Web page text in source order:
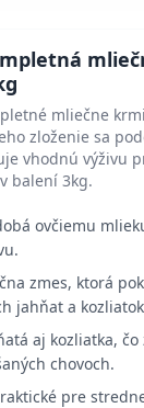
mliečne
zloženie sa
vhodnú výživu
balení 3kg.
ovčiemu
zmes, ktorá
jahňat a
aj kozliatka,
chovoch.
pre